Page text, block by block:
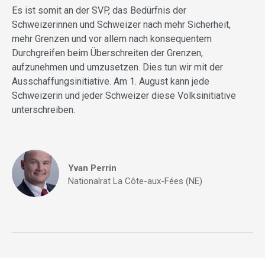
Es ist somit an der SVP, das Bedürfnis der
Schweizerinnen und Schweizer nach mehr Sicherheit,
mehr Grenzen und vor allem nach konsequentem
Durchgreifen beim Überschreiten der Grenzen,
aufzunehmen und umzusetzen. Dies tun wir mit der
Ausschaffungsinitiative. Am 1. August kann jede
Schweizerin und jeder Schweizer diese Volksinitiative
unterschreiben.
Yvan Perrin
Nationalrat La Côte-aux-Fées (NE)